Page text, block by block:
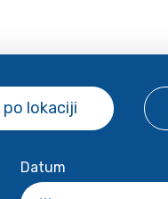
po lokaciji
Datum